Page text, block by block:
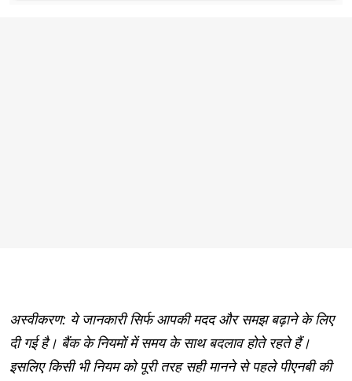
अस्वीकरण: ये जानकारी सिर्फ आपकी मदद और समझ बढ़ाने के लिए
दी गई है। बैंक के नियमों में समय के साथ बदलाव होते रहते हैं।
इसलिए किसी भी नियम को पूरी तरह सही मानने से पहले पीएनबी की